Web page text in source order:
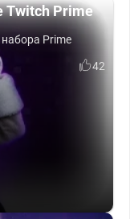
Twitch Prime
Prime
42